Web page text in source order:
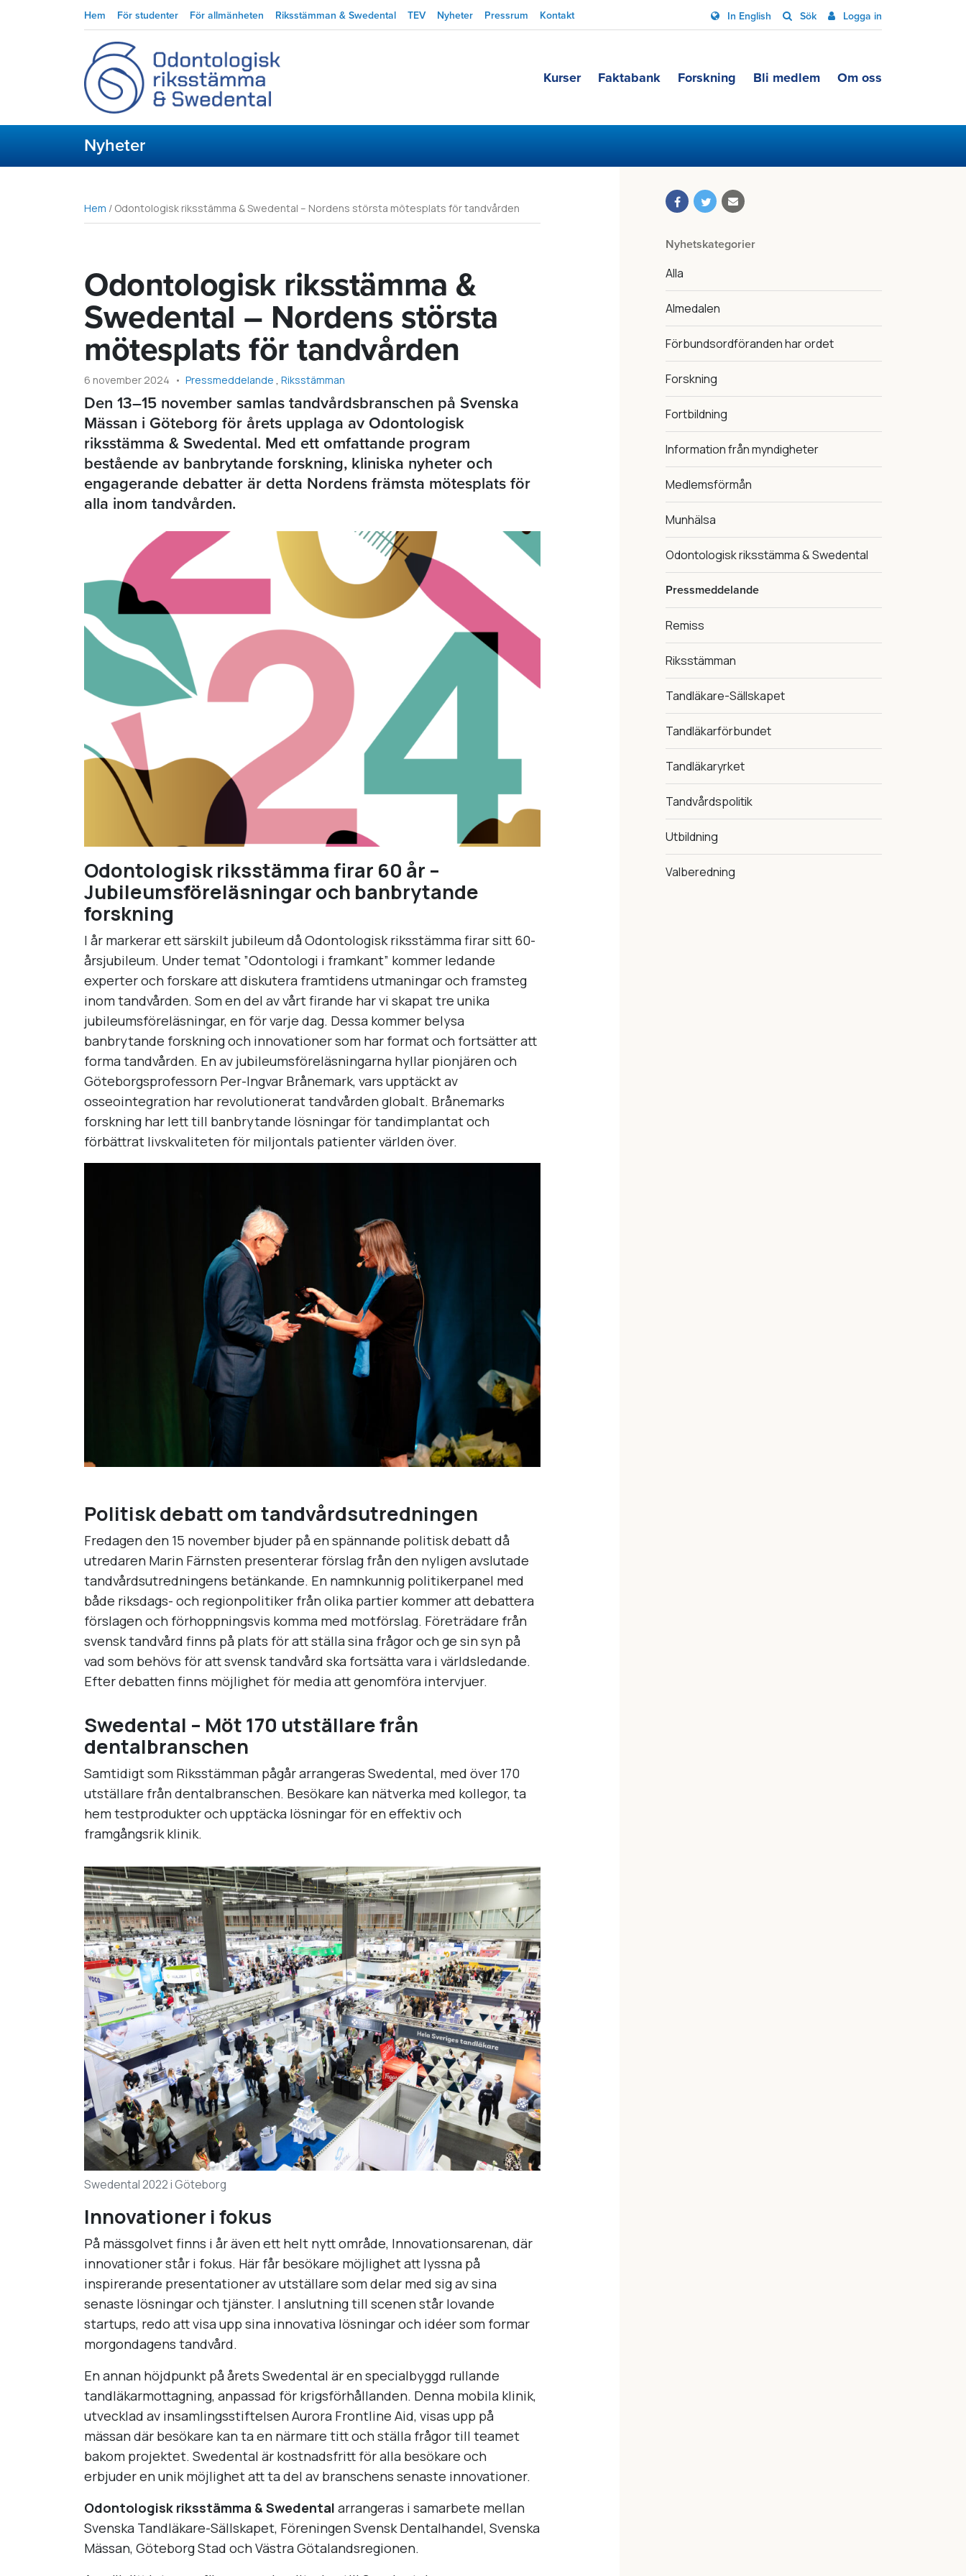
Hem För studenter För allmänheten Riksstämman & Swedental TEV Nyheter Pressrum Kontakt In English Sök Logga in
Kurser Faktabank Forskning Bli medlem Om oss
Nyheter
Nyhetskategorier
Alla
Almedalen
Förbundsordföranden har ordet
Forskning
Fortbildning
Information från myndigheter
Medlemsförmån
Munhälsa
Odontologisk riksstämma & Swedental
Pressmeddelande
Remiss
Riksstämman
Tandläkare-Sällskapet
Tandläkarförbundet
Tandläkaryrket
Tandvårdspolitik
Utbildning
Valberedning
Hem / Odontologisk riksstämma & Swedental – Nordens största mötesplats för tandvården
Odontologisk riksstämma &
Swedental – Nordens största
mötesplats för tandvården
6 november 2024 Pressmeddelande Riksstämman
Den 13–15 november samlas tandvårdsbranschen på Svenska
Mässan i Göteborg för årets upplaga av Odontologisk
riksstämma & Swedental. Med ett omfattande program
bestående av banbrytande forskning, kliniska nyheter och
engagerande debatter är detta Nordens främsta mötesplats för
alla inom tandvården.
Odontologisk riksstämma firar 60 år –
Jubileumsföreläsningar och banbrytande
forskning
I år markerar ett särskilt jubileum då Odontologisk riksstämma firar sitt 60-
årsjubileum. Under temat ”Odontologi i framkant” kommer ledande
experter och forskare att diskutera framtidens utmaningar och framsteg
inom tandvården. Som en del av vårt firande har vi skapat tre unika
jubileumsföreläsningar, en för varje dag. Dessa kommer belysa
banbrytande forskning och innovationer som har format och fortsätter att
forma tandvården. En av jubileumsföreläsningarna hyllar pionjären och
Göteborgsprofessorn Per-Ingvar Brånemark, vars upptäckt av
osseointegration har revolutionerat tandvården globalt. Brånemarks
forskning har lett till banbrytande lösningar för tandimplantat och
förbättrat livskvaliteten för miljontals patienter världen över.
Politisk debatt om tandvårdsutredningen
Fredagen den 15 november bjuder på en spännande politisk debatt då
utredaren Marin Färnsten presenterar förslag från den nyligen avslutade
tandvårdsutredningens betänkande. En namnkunnig politikerpanel med
både riksdags- och regionpolitiker från olika partier kommer att debattera
förslagen och förhoppningsvis komma med motförslag. Företrädare från
svensk tandvård finns på plats för att ställa sina frågor och ge sin syn på
vad som behövs för att svensk tandvård ska fortsätta vara i världsledande.
Efter debatten finns möjlighet för media att genomföra intervjuer.
Swedental – Möt 170 utställare från
dentalbranschen
Samtidigt som Riksstämman pågår arrangeras Swedental, med över 170
utställare från dentalbranschen. Besökare kan nätverka med kollegor, ta
hem testprodukter och upptäcka lösningar för en effektiv och
framgångsrik klinik.
Swedental 2022 i Göteborg
Innovationer i fokus
På mässgolvet finns i år även ett helt nytt område, Innovationsarenan, där
innovationer står i fokus. Här får besökare möjlighet att lyssna på
inspirerande presentationer av utställare som delar med sig av sina
senaste lösningar och tjänster. I anslutning till scenen står lovande
startups, redo att visa upp sina innovativa lösningar och idéer som formar
morgondagens tandvård.
En annan höjdpunkt på årets Swedental är en specialbyggd rullande
tandläkarmottagning, anpassad för krigsförhållanden. Denna mobila klinik,
utvecklad av insamlingsstiftelsen Aurora Frontline Aid, visas upp på
mässan där besökare kan ta en närmare titt och ställa frågor till teamet
bakom projektet. Swedental är kostnadsfritt för alla besökare och
erbjuder en unik möjlighet att ta del av branschens senaste innovationer.
Odontologisk riksstämma & Swedental arrangeras i samarbete mellan
Svenska Tandläkare-Sällskapet, Föreningen Svensk Dentalhandel, Svenska
Mässan, Göteborg Stad och Västra Götalandsregionen.